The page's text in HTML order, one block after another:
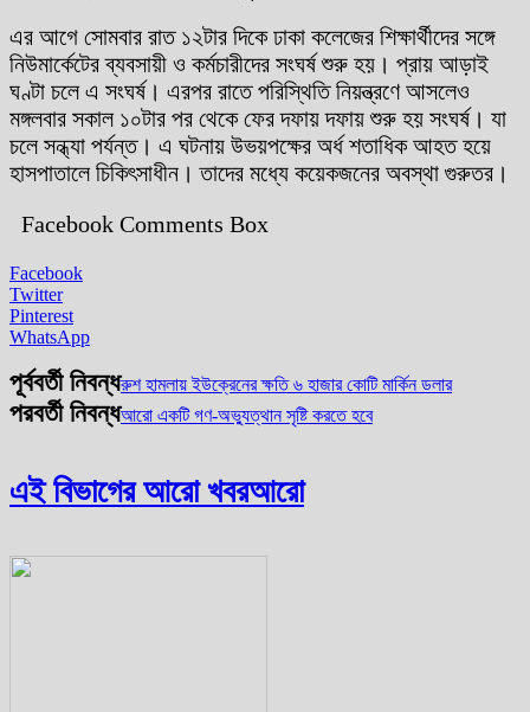
এর আগে সোমবার রাত ১২টার দিকে ঢাকা কলেজের শিক্ষার্থীদের সঙ্গে
নিউমার্কেটের ব্যবসায়ী ও কর্মচারীদের সংঘর্ষ শুরু হয়। প্রায় আড়াই
ঘণ্টা চলে এ সংঘর্ষ। এরপর রাতে পরিস্থিতি নিয়ন্ত্রণে আসলেও
মঙ্গলবার সকাল ১০টার পর থেকে ফের দফায় দফায় শুরু হয় সংঘর্ষ। যা
চলে সন্ধ্যা পর্যন্ত। এ ঘটনায় উভয়পক্ষের অর্ধ শতাধিক আহত হয়ে
হাসপাতালে চিকিৎসাধীন। তাদের মধ্যে কয়েকজনের অবস্থা গুরুতর।
Facebook Comments Box
Facebook
Twitter
Pinterest
WhatsApp
পূর্ববর্তী নিবন্ধরুশ হামলায় ইউক্রেনের ক্ষতি ৬ হাজার কোটি মার্কিন ডলার
পরবর্তী নিবন্ধআরো একটি গণ-অভ্যুত্থান সৃষ্টি করতে হবে
এই বিভাগের আরো খবরআরো